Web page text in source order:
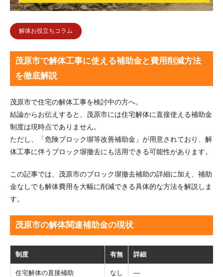
解体お役立ちコラム
茂原市で解体工事に使える補助金と費用削減方法
を徹底解説
茂原市で住宅の解体工事を検討中の方へ。
結論からお伝えすると、茂原市には住宅解体に直接使える補助金
制度は現時点でありません。
ただし、「危険ブロック塀等改善補助金」が用意されており、解
体工事に伴うブロック塀撤去にも活用できる可能性があります。
この記事では、茂原市のブロック塀撤去補助の詳細に加え、補助
金なしでも解体費用を大幅に削減できる具体的な方法を解説しま
す。
茂原市の解体関連補助金の現状
制度 有無 詳細
住宅解体の直接補助 なし —